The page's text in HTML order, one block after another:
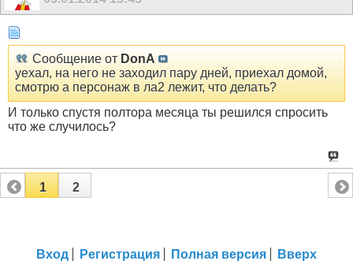
Сообщение от DonA
уехал, на него не заходил пару дней, приехал домой,
смотрю а персонаж в ла2 лежит, что делать?
И только спустя полтора месяца ты решился спросить
что же случилось?
1 2
Вход Регистрация Полная версия Вверх